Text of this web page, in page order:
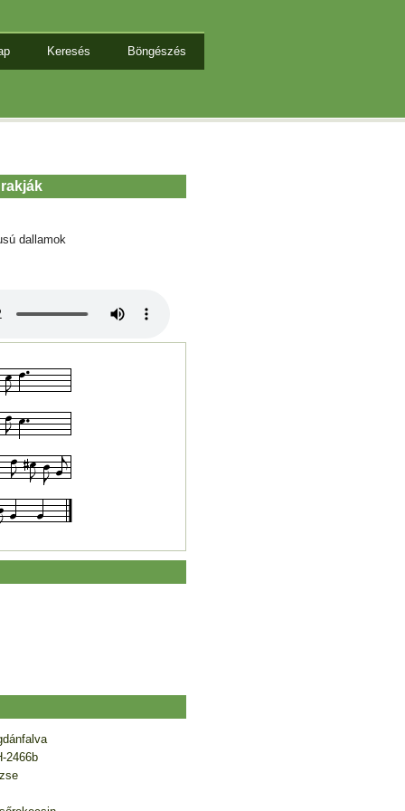
Keresés Böngészés
dallamok
2466b